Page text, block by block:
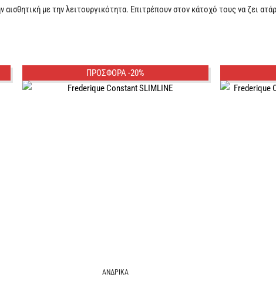
αισθητική με την λειτουργικότητα. Επιτρέπουν στον κάτοχό τους να ζει
ΠΡΟΣΦΟΡΑ -20%
ΑΝΔΡΙΚΑ